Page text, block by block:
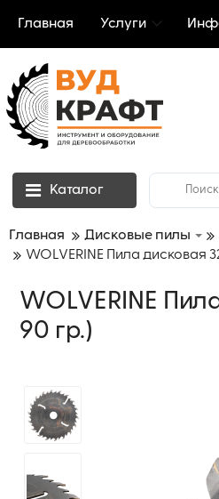
Главная Услуги
Каталог
Главная Дисковые пилы
WOLVERINE Пила дисковая
WOLVERINE
90 гр.)